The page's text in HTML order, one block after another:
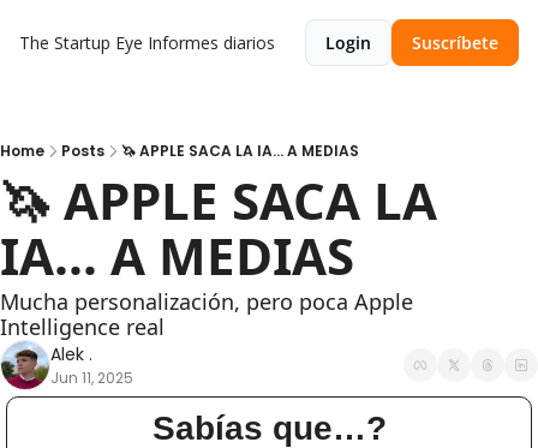
The Startup Eye Informes diarios Login Suscríbete
Home Posts 🦄 APPLE SACA LA IA... A MEDIAS
🦄 APPLE SACA LA
IA... A MEDIAS
Mucha personalización, pero poca Apple
Intelligence real
Alek .
Jun 11, 2025
Sabías que…?